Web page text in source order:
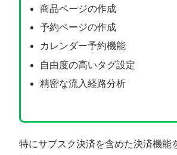
商品ページの作成
予約ページの作成
カレンダー予約機能
自由度の高いタグ設定
精密な流入経路分析
特にサブスク決済を含めた決済機能